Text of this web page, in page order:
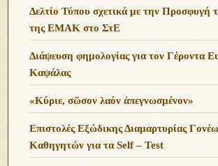
Δελτίο Τύπου σχετικά με την Προσφυγή
της ΕΜΑΚ στο ΣτΕ
Διάψευση φημολογίας για τον Γέροντα
Καψάλας
«Κύριε, σῶσον λαόν ἀπεγνωσμένον»
Επιστολές Εξώδικης Διαμαρτυρίας
Καθηγητών για τα Self – Test